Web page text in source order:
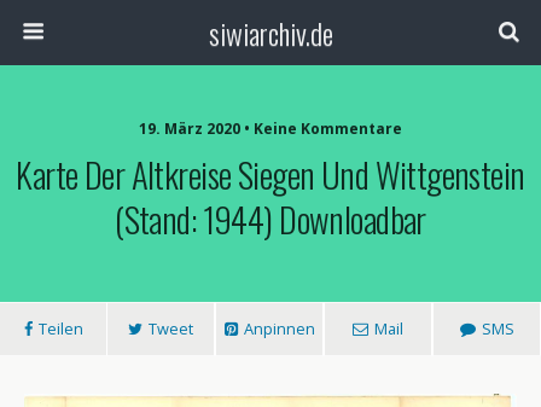
siwiarchiv.de
19. März 2020 • Keine Kommentare
Karte Der Altkreise Siegen Und Wittgenstein
(Stand: 1944) Downloadbar
Teilen Tweet Anpinnen Mail SMS